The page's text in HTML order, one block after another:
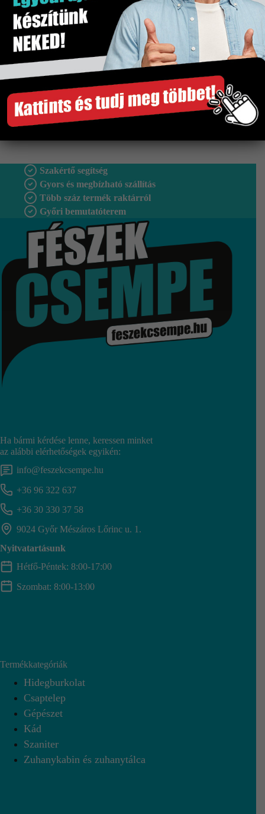
Mennyiségi egység
Méret 250×600 mm
Falburkolat
Vastagság 8 mm
Fagyálló Nem
Gyártó
Szakértő segítség
Gyors és megbízható szállítás
Több száz termék raktárról
Győri bemutatóterem
Ha bármi kérdése lenne, keressen minket
az alábbi elérhetőségek egyikén:
info@feszekcsempe.hu
+36 96 322 637
+36 30 330 37 58
9024 Győr Mészáros Lőrinc u. 1.
Nyitvatartásunk
Hétfő-Péntek: 8:00-17:00
Szombat: 8:00-13:00
Termékkategóriák
Hidegburkolat
Csaptelep
Gépészet
Kád
Szaniter
Zuhanykabin és zuhanytálca